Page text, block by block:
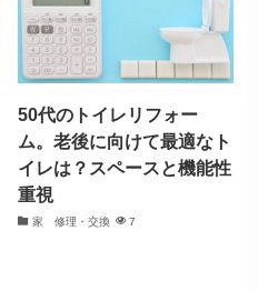
50代のトイレリフォー
ム。老後に向けて最適なト
イレは？スペースと機能性
重視
家 修理・交換 7